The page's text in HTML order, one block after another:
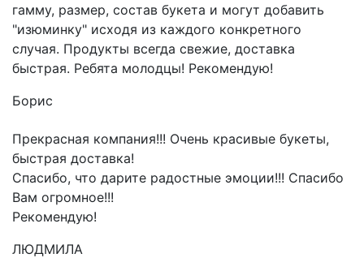
гамму, размер, состав букета и могут добавить
"изюминку" исходя из каждого конкретного
случая. Продукты всегда свежие, доставка
быстрая. Ребята молодцы! Рекомендую!
Борис
Прекрасная компания!!! Очень красивые букеты,
быстрая доставка!
Спасибо, что дарите радостные эмоции!!! Спасибо
Вам огромное!!!
Рекомендую!
ЛЮДМИЛА